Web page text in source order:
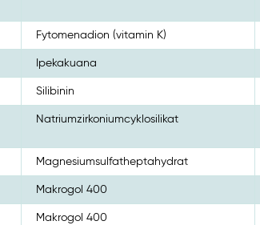
Fytomenadion (vitamin K)
Ipekakuana
Silibinin
Natriumzirkoniumcyklosilikat
Magnesiumsulfatheptahydrat
Makrogol 400
Makrogol 400